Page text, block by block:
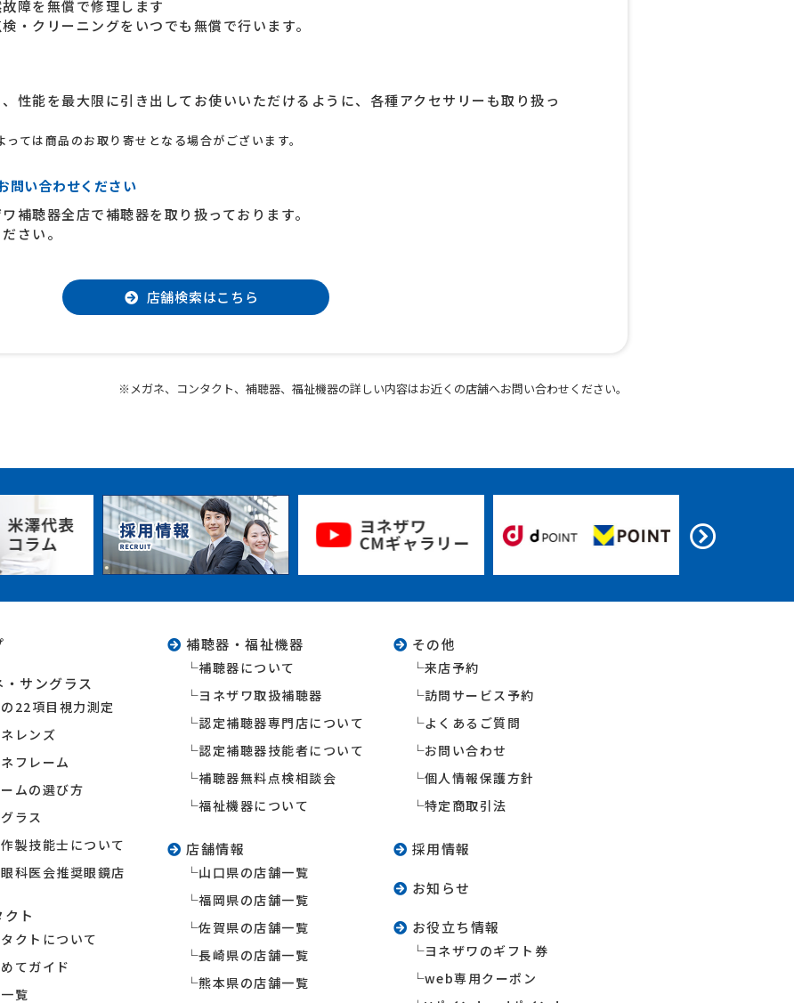
障を無償で修理します
クリーニングをいつでも無償で行います。
性能を最大限に引き出してお使いいただけるように、各種アクセサリーも取り扱っ
ては商品のお取り寄せとなる場合がございます。
問い合わせください
補聴器全店で補聴器を取り扱っております。
さい。
店舗検索はこちら
※メガネ、コンタクト、補聴器、福祉機器の詳しい内容はお近くの店舗へお問い合わせください。
・サングラス
22項目視力測定
レンズ
フレーム
ムの選び方
ラス
製技能士について
科医会推奨眼鏡店
クト
クトについて
てガイド
覧
補聴器・福祉機器
補聴器について
ヨネザワ取扱補聴器
認定補聴器専門店について
認定補聴器技能者について
補聴器無料点検相談会
福祉機器について
店舗情報
山口県の店舗一覧
福岡県の店舗一覧
佐賀県の店舗一覧
長崎県の店舗一覧
熊本県の店舗一覧
その他
来店予約
訪問サービス予約
よくあるご質問
お問い合わせ
個人情報保護方針
特定商取引法
採用情報
お知らせ
お役立ち情報
ヨネザワのギフト券
web専用クーポン